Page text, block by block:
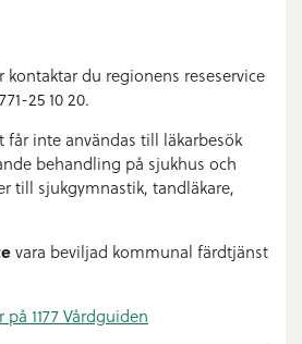
kontaktar du regionens reseservice
25 10 20.
inte användas till läkarbesök
behandling på sjukhus och
till sjukgymnastik, tandläkare,
vara beviljad kommunal färdtjänst
1177 Vårdguiden